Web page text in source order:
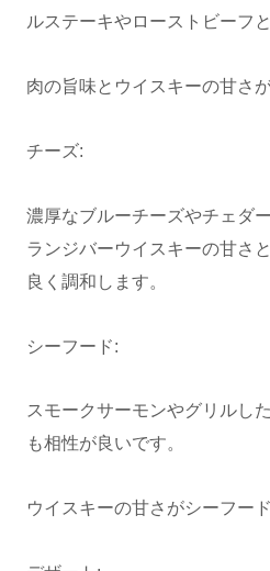
ルステーキやローストビーフ
肉の旨味とウイスキーの甘さ
チーズ:
濃厚なブルーチーズやチェダ
ランジバーウイスキーの甘さ
良く調和します。
シーフード:
スモークサーモンやグリルし
も相性が良いです。
ウイスキーの甘さがシーフー